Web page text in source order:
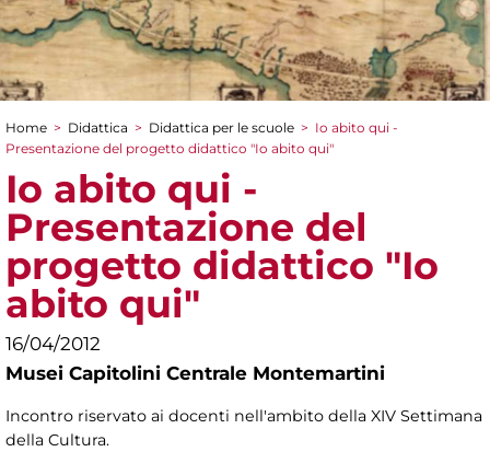
Tu sei qui
Home > Didattica > Didattica per le scuole > Io abito qui -
Presentazione del progetto didattico "Io abito qui"
Io abito qui -
Presentazione del
progetto didattico "Io
abito qui"
16/04/2012
Musei Capitolini Centrale Montemartini
Incontro riservato ai docenti nell'ambito della XIV Settimana
della Cultura.